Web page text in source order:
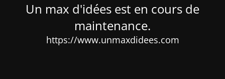
Un max d'idées est en cours de
maintenance.
https://www.unmaxdidees.com